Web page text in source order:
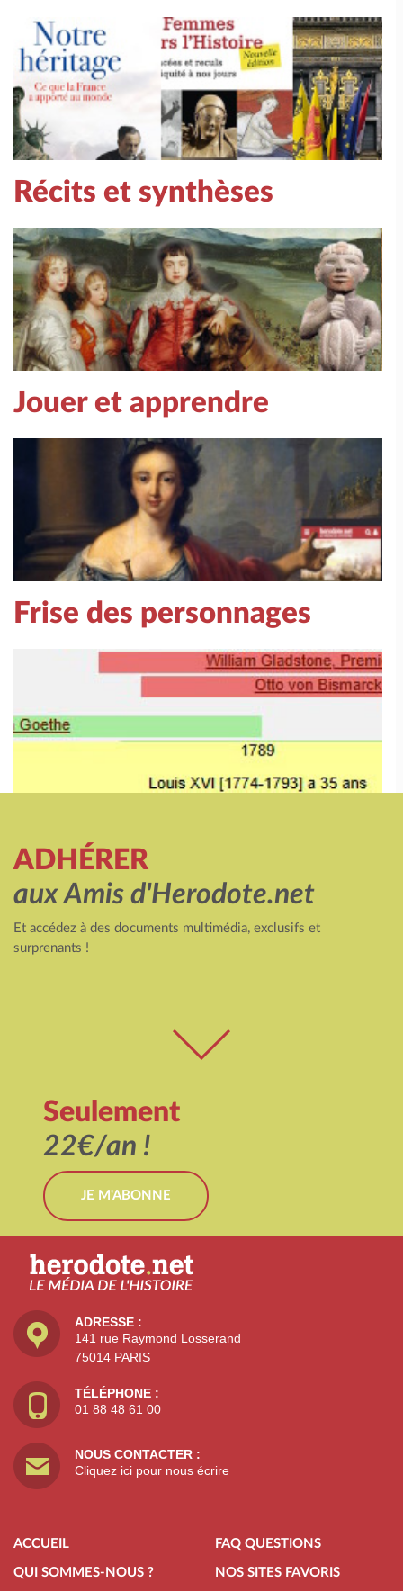
Récits et synthèses
Jouer et apprendre
Frise des personnages
ADHÉRER
aux Amis d'Herodote.net
Et accédez à des documents multimédia, exclusifs et
surprenants !
Seulement
22€/an !
JE M'ABONNE
ADRESSE :
141 rue Raymond Losserand
75014 PARIS
TÉLÉPHONE :
01 88 48 61 00
NOUS CONTACTER :
Cliquez ici pour nous écrire
ACCUEIL
QUI SOMMES-NOUS ?
FAQ QUESTIONS
NOS SITES FAVORIS